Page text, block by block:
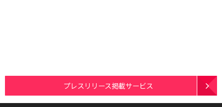
プレスリリース掲載サービス